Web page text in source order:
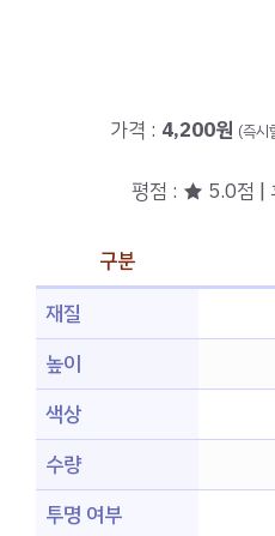
가격 : 4,200원 (즉시
평점 : ★ 5.0점 |
구분
재질
높이
색상
수량
투명 여부